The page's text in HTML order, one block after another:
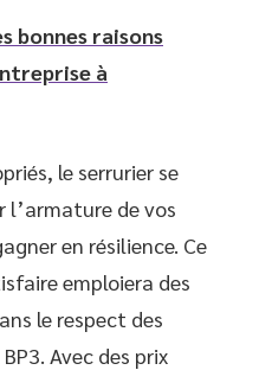
bonnes raisons
à
le serrurier se
l’armature de vos
en résilience. Ce
emploiera des
le respect des
Avec des prix